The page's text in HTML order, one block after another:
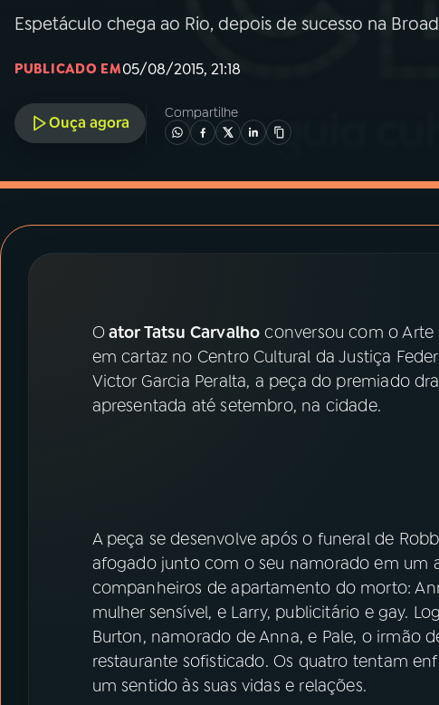
04PROGRAMAS
ACOMPANHE A RÁDIO MEC
YouTube Facebook
Instagram
Espetáculo chega ao Rio, depois de sucesso na
PUBLICADO EM05/08/2015, 21:18
Ouça agora
Compartilhe
Oator Tatsu Carvalho conversou com o Arte
em cartaz no Centro Cultural da Justiça
Victor Garcia Peralta, a peça do premiado
apresentada até setembro, na cidade.
A peça se desenvolve após o funeral de
afogado junto com o seu namorado em um
companheiros de apartamento do morto:
mulher sensível, e Larry, publicitário e gay.
Burton, namorado de Anna, e Pale, o irmão
restaurante sofisticado. Os quatro tentam
um sentido às suas vidas e relações.